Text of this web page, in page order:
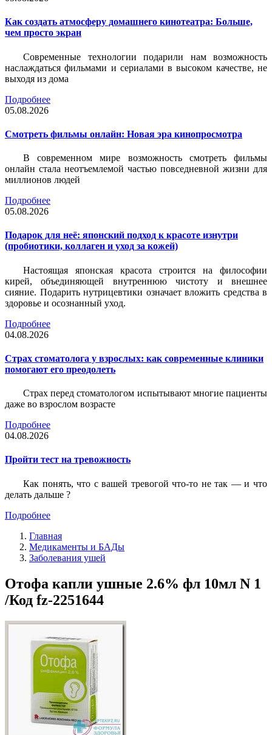
Как создать атмосферу домашнего кинотеатра: Больше,
чем просто экран
Современные технологии подарили нам возможность
наслаждаться фильмами и сериалами в высоком качестве, не
выходя из дома
Подробнее
05.08.2026
Смотреть фильмы онлайн: Новая эра кинопросмотра
В современном мире возможность смотреть фильмы
онлайн стала неотъемлемой частью повседневной жизни для
миллионов людей
Подробнее
05.08.2026
Подарок для неё: японский подход к красоте изнутри
(пробиотики, коллаген и уход за кожей)
Настоящая японская красота строится на философии
кирей, объединяющей внутреннюю чистоту и внешнее
сияние. Подарить нутрицевтики означает вложить средства в
здоровье и осознанный уход.
Подробнее
04.08.2026
Страх стоматолога у взрослых: как современные клиники
помогают его преодолеть
Страх перед стоматологом испытывают многие пациенты
даже во взрослом возрасте
Подробнее
04.08.2026
Пройти тест на тревожность
Как понять, что с вашей тревогой что-то не так — и что
делать дальше ?
Подробнее
Главная
Медикаменты и БАДы
Заболевания ушей
Отофа капли ушные 2.6% фл 10мл N 1
/Код fz-2251644